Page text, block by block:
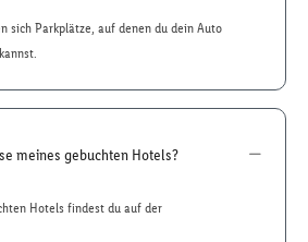
sich Parkplätze, auf denen du dein Auto
meines gebuchten Hotels?
Hotels findest du auf der